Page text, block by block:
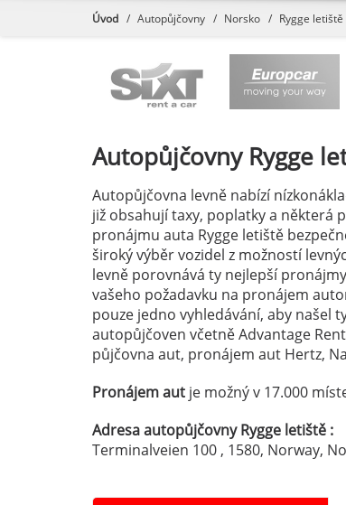
Úvod Autopůjčovny Norsko Rygge letiště
AutopůjčovnyRygge
Autopůjčovna levně nabízí
již obsahují taxy, poplatky a některá
pronájmu auta Rygge letiště
široký výběr vozidel z možností
levně porovnává ty nejlepší
vašeho požadavku na pronájem
pouze jedno vyhledávání, aby našel
autopůjčoven včetně Advantage
půjčovna aut, pronájem aut Hertz,
Pronájem aut je možný v 17.000
Adresa autopůjčovny Rygge letiště :
Terminalveien 100 , 1580, Norway,